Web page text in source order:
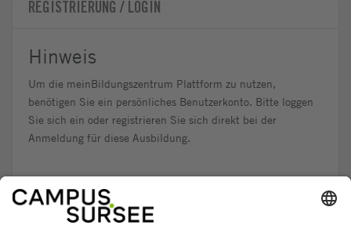
REGISTRIERUNG / LOGIN
Hinweis
Um die meinBildungszentrum Plattform zu nutzen,
benötigen Sie ein persönliches Benutzerkonto. Bitte loggen
Sie sich ein oder registrieren Sie sich direkt bei der
Anmeldung für diese Ausbildung.